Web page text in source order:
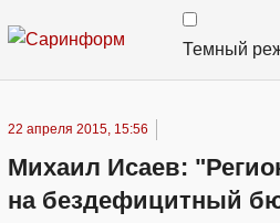
Темный
22 апреля 2015, 15:56
Михаил Исаев:
на бездефицитный